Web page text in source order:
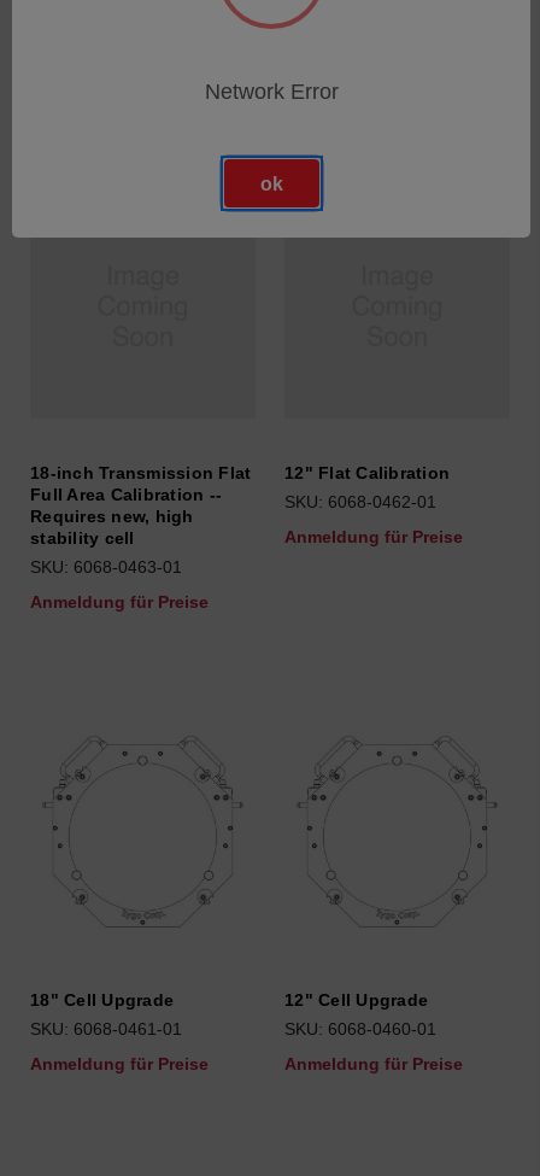
Holder
18-inch Transmission Flat
Full Area Calibration --
Requires new, high
stability cell
SKU: 6068-0463-01
Anmeldung für Preise
12" Flat Calibration
SKU: 6068-0462-01
Anmeldung für Preise
18" Cell Upgrade
SKU: 6068-0461-01
Anmeldung für Preise
12" Cell Upgrade
SKU: 6068-0460-01
Anmeldung für Preise
Network Error
ok